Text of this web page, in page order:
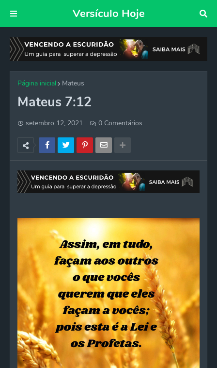
Versículo Hoje
Página inicial Mateus
Mateus 7:12
setembro 12, 2021 0 Comentários